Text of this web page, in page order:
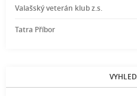
Valašský veterán klub z.s.
Tatra Příbor